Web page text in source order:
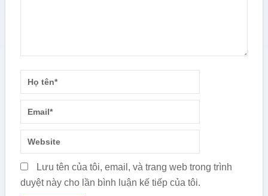
Lưu tên của tôi, email, và trang web trong trình
duyệt này cho lần bình luận kế tiếp của tôi.